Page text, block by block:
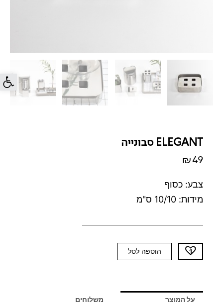
פתח
ELEGANT סבונייה
₪49
צבע: כסוף
מידות: 10/10 ס"מ
כמות
של
הוספה לסל
על המוצר משלוחים